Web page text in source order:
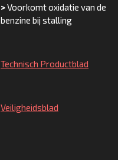
>Voorkomt oxidatie van de
benzine bij stalling
Technisch Productblad
Veiligheidsblad